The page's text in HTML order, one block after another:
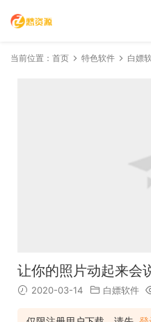
当前位置： 首页 特色软件 白嫖
让你的照片动起来会
2020-03-14 白嫖软件